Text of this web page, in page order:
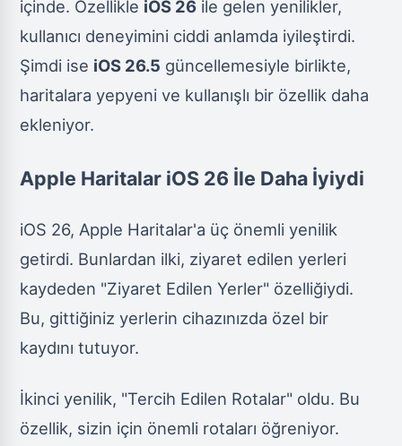
içinde. Özellikle iOS 26 ile gelen yenilikler,
kullanıcı deneyimini ciddi anlamda iyileştirdi.
Şimdi ise iOS 26.5 güncellemesiyle birlikte,
haritalara yepyeni ve kullanışlı bir özellik daha
ekleniyor.
Apple Haritalar iOS 26 İle Daha İyiydi
iOS 26, Apple Haritalar'a üç önemli yenilik
getirdi. Bunlardan ilki, ziyaret edilen yerleri
kaydeden "Ziyaret Edilen Yerler" özelliğiydi.
Bu, gittiğiniz yerlerin cihazınızda özel bir
kaydını tutuyor.
İkinci yenilik, "Tercih Edilen Rotalar" oldu. Bu
özellik, sizin için önemli rotaları öğreniyor.